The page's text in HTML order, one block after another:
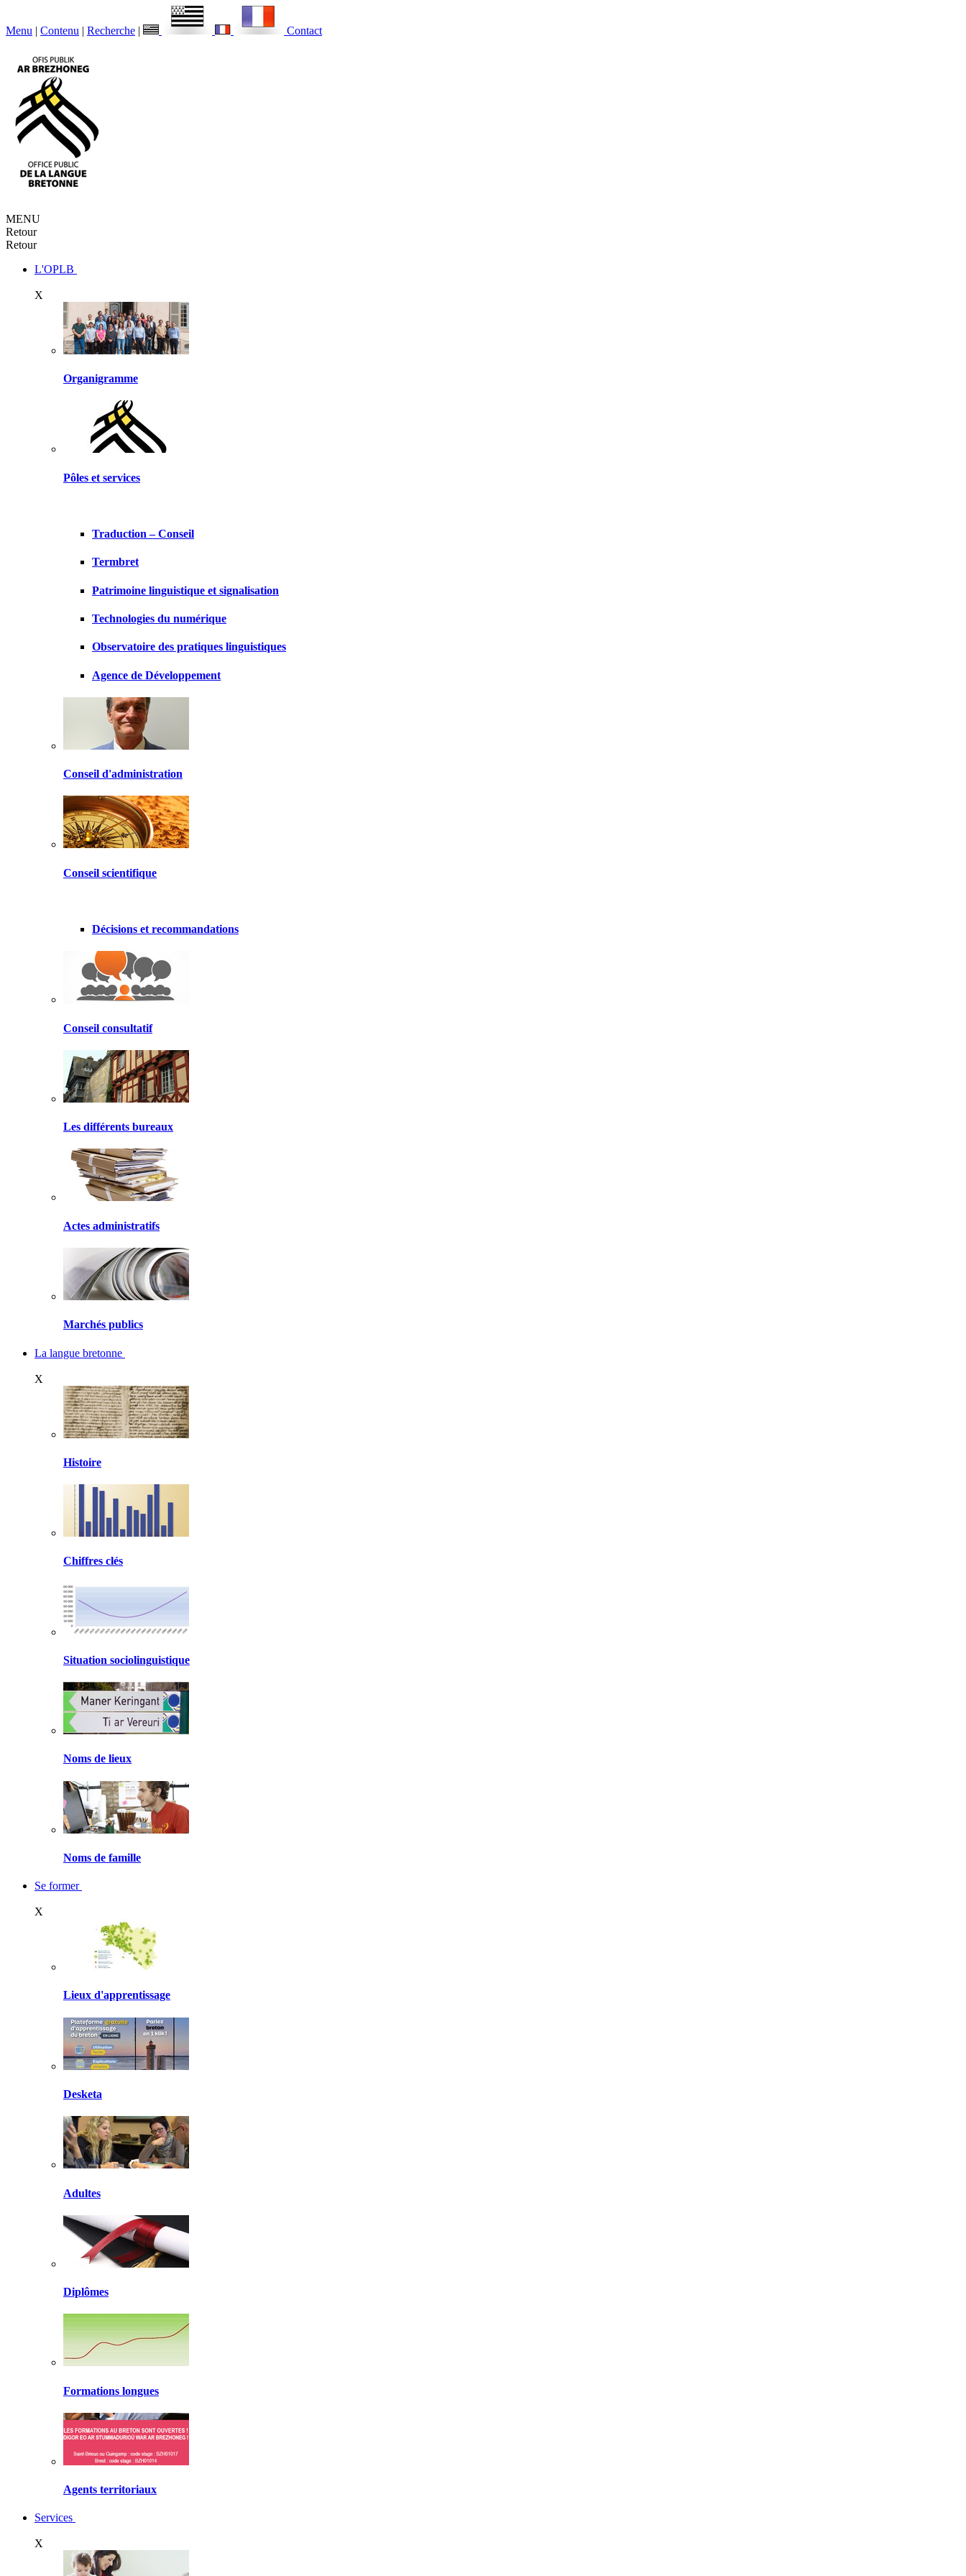
Menu | Contenu | Recherche | Contact
MENU
Retour
Retour
L'OPLB
X
Organigramme
Pôles et services
Traduction – Conseil
Termbret
Patrimoine linguistique et signalisation
Technologies du numérique
Observatoire des pratiques linguistiques
Agence de Développement
Conseil d'administration
Conseil scientifique
Décisions et recommandations
Conseil consultatif
Les différents bureaux
Actes administratifs
Marchés publics
La langue bretonne
X
Histoire
Chiffres clés
Situation sociolinguistique
Noms de lieux
Noms de famille
Se former
X
Lieux d'apprentissage
Desketa
Adultes
Diplômes
Formations longues
Agents territoriaux
Services
X